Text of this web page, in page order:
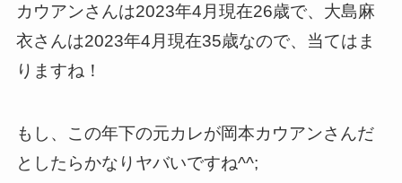
カウアンさんは2023年4月現在26歳で、大島麻
衣さんは2023年4月現在35歳なので、当てはま
りますね！
もし、この年下の元カレが岡本カウアンさんだ
としたらかなりヤバいですね^^;